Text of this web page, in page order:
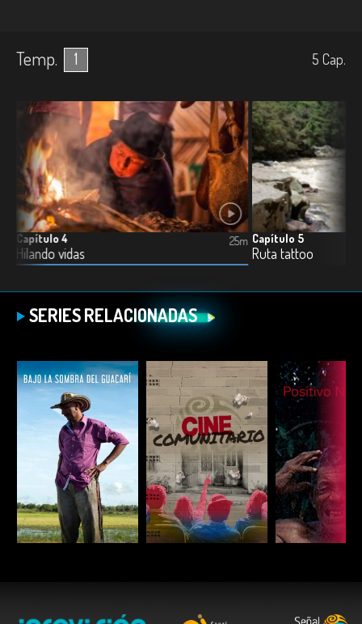
Temp. 1 5 Cap.
Capítulo 4
Hilando vidas
25m Capítulo 5
Ruta tattoo
SERIES RELACIONADAS
ESCUCHAR ESCUCHAR